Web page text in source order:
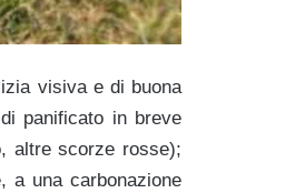
visiva e di buona
panificato in breve
altre scorze rosse);
a una carbonazione